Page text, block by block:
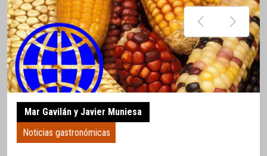
Mar Gavilán y Javier Muniesa
Noticias gastronómicas